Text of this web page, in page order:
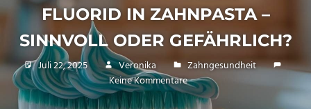
FLUORID IN ZAHNPASTA –
SINNVOLL ODER GEFÄHRLICH?
Juli 22, 2025 Veronika
Zahngesundheit
Keine Kommentare